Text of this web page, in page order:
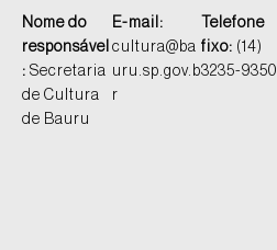
Nome do
responsável
: Secretaria
de Cultura
de Bauru
E-mail:
cultura@ba
uru.sp.gov.b
r
Telefone
fixo: (14)
3235-9350